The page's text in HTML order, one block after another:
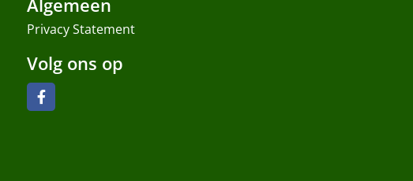
Algemeen
Privacy Statement
Volg ons op